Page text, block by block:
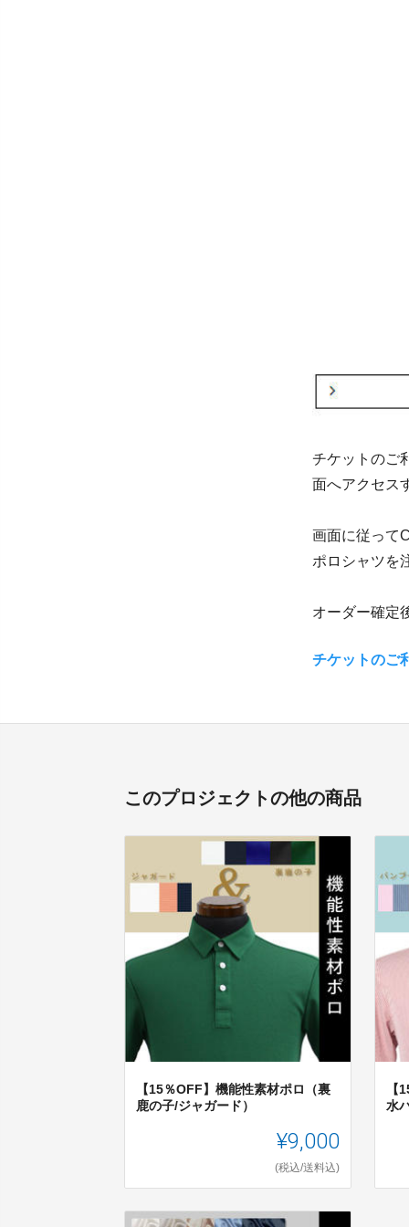
チケットのご
面へアクセス
画面に従って
ポロシャツを
オーダー確定
チケットのご
このプロジェクトの他の商品
【15％OFF】機能性素材ポロ（裏
鹿の子/ジャガード）
¥9,000
(税込/送料込)
【
水